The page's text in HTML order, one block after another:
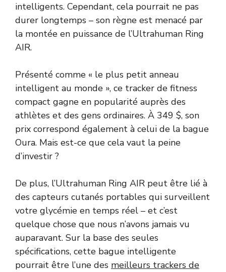
intelligents. Cependant, cela pourrait ne pas
durer longtemps – son règne est menacé par
la montée en puissance de l’Ultrahuman Ring
AIR.
Présenté comme « le plus petit anneau
intelligent au monde », ce tracker de fitness
compact gagne en popularité auprès des
athlètes et des gens ordinaires. À 349 $, son
prix correspond également à celui de la bague
Oura. Mais est-ce que cela vaut la peine
d’investir ?
De plus, l’Ultrahuman Ring AIR peut être lié à
des capteurs cutanés portables qui surveillent
votre glycémie en temps réel – et c’est
quelque chose que nous n’avons jamais vu
auparavant. Sur la base des seules
spécifications, cette bague intelligente
pourrait être l’une des meilleurs trackers de